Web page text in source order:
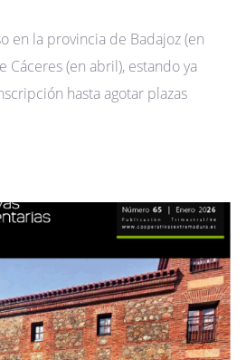
en la provincia de Badajoz (en
Cáceres (en abril), estando ya
hasta agotar plazas